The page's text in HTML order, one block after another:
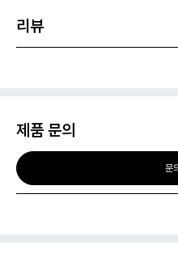
리뷰
제품 문의
문